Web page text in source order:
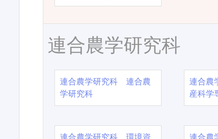
連合農学研究科
連合農学研究科 連合農
学研究科
連合農
産科学